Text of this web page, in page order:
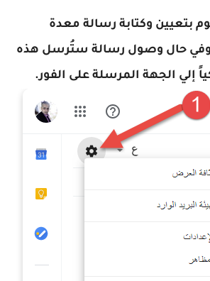
بتعيين وكتابة رسالة معدة
وفي حال وصول رسالة ستُرسل هذه
إلي الجهة المرسلة على الفور.